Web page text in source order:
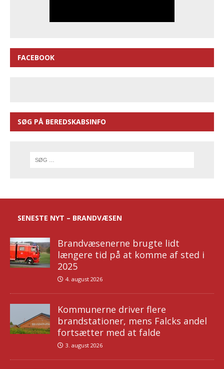
FACEBOOK
SØG PÅ BEREDSKABSINFO
SENESTE NYT – BRANDVÆSEN
Brandvæsenerne brugte lidt
længere tid på at komme af sted i
2025
4. august 2026
Kommunerne driver flere
brandstationer, mens Falcks andel
fortsætter med at falde
3. august 2026